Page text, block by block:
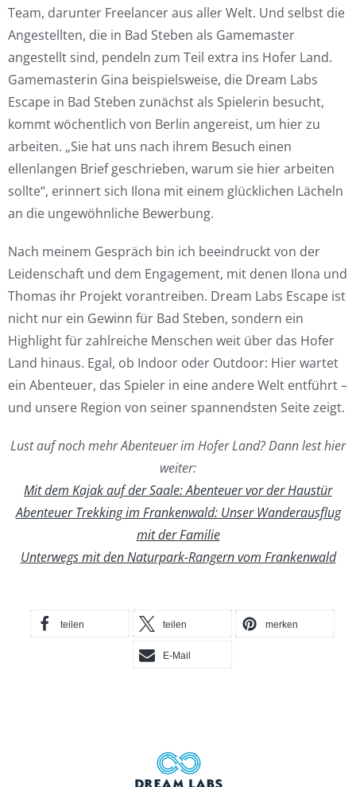
Team, darunter Freelancer aus aller Welt. Und selbst die
Angestellten, die in Bad Steben als Gamemaster
angestellt sind, pendeln zum Teil extra ins Hofer Land.
Gamemasterin Gina beispielsweise, die Dream Labs
Escape in Bad Steben zunächst als Spielerin besucht,
kommt wöchentlich von Berlin angereist, um hier zu
arbeiten. „Sie hat uns nach ihrem Besuch einen
ellenlangen Brief geschrieben, warum sie hier arbeiten
sollte“, erinnert sich Ilona mit einem glücklichen Lächeln
an die ungewöhnliche Bewerbung.
Nach meinem Gespräch bin ich beeindruckt von der
Leidenschaft und dem Engagement, mit denen Ilona und
Thomas ihr Projekt vorantreiben. Dream Labs Escape ist
nicht nur ein Gewinn für Bad Steben, sondern ein
Highlight für zahlreiche Menschen weit über das Hofer
Land hinaus. Egal, ob Indoor oder Outdoor: Hier wartet
ein Abenteuer, das Spieler in eine andere Welt entführt –
und unsere Region von seiner spannendsten Seite zeigt.
Lust auf noch mehr Abenteuer im Hofer Land? Dann lest hier
weiter:
Mit dem Kajak auf der Saale: Abenteuer vor der Haustür
Abenteuer Trekking im Frankenwald: Unser Wanderausflug
mit der Familie
Unterwegs mit den Naturpark-Rangern vom Frankenwald
teilen teilen merken
E-Mail